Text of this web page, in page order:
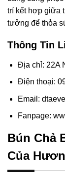
trí kết hợp giữa
tưởng để thỏa
Thông Tin
Địa chỉ: 22A
Điện thoại:
Email:
Fanpage:
Bún Chả
Của